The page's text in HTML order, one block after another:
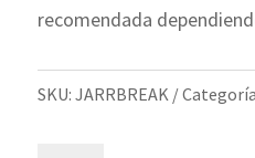
recomendada
SKU: JARRBREAK